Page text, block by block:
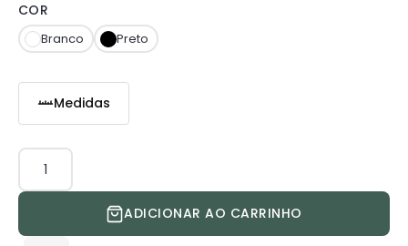
COR
Branco Preto
Medidas
Jaleco
Hellen
quantidade
ADICIONAR AO CARRINHO